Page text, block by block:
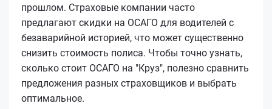
прошлом. Страховые компании часто
предлагают скидки на ОСАГО для водителей с
безаварийной историей, что может существенно
снизить стоимость полиса. Чтобы точно узнать,
сколько стоит ОСАГО на "Круз", полезно сравнить
предложения разных страховщиков и выбрать
оптимальное.